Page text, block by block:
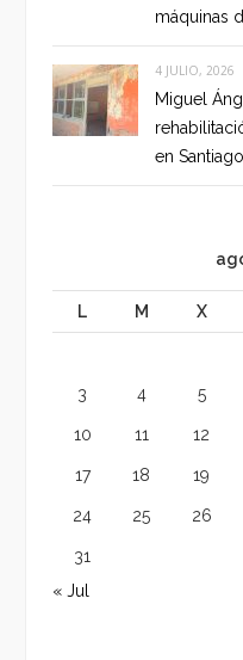
máquinas
4 JULIO, 2026
Miguel
en
L M X
3 4 5
10 11 12
17 18 19
24 25 26
31
« Jul